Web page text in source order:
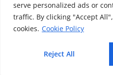
serve personalized ads or
traffic. By clicking "Accept
cookies. Cookie Policy
Reject All